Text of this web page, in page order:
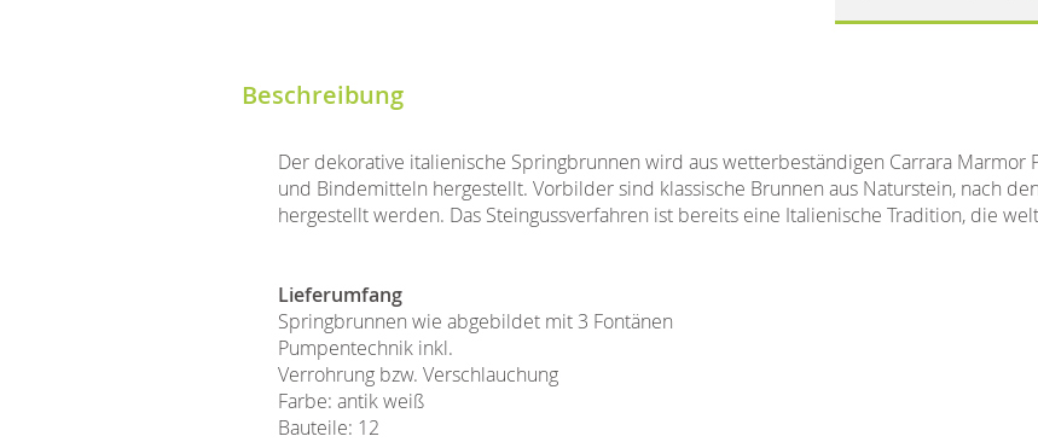
Beschreibung
Der dekorative italienische Springbrunnen wird aus wetterbeständigen Carrara Marmor
und Bindemitteln hergestellt. Vorbilder sind klassische Brunnen aus Naturstein, nach
hergestellt werden. Das Steingussverfahren ist bereits eine Italienische Tradition, die
Lieferumfang
Springbrunnen wie abgebildet mit 3 Fontänen
Pumpentechnik inkl.
Verrohrung bzw. Verschlauchung
Farbe: antik weiß
Bauteile: 12